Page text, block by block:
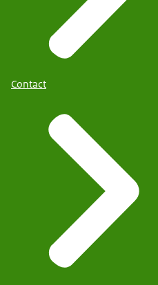
Contact